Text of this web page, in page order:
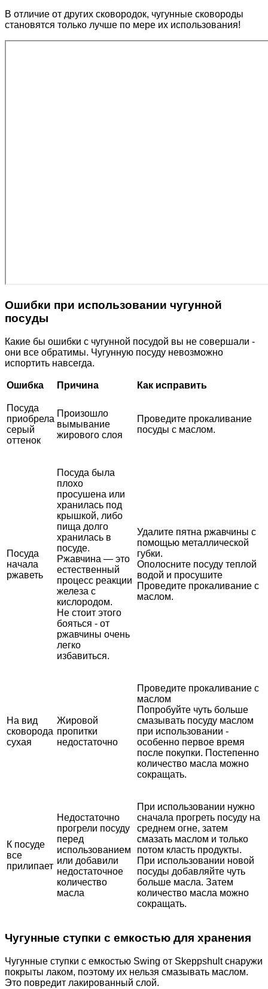
В отличие от других сковородок, чугунные сковороды
становятся только лучше по мере их использования!
Ошибки при использовании чугунной
посуды
Какие бы ошибки с чугунной посудой вы не совершали -
они все обратимы. Чугунную посуду невозможно
испортить навсегда.
Ошибка Причина Как исправить
Посуда
приобрела
серый
оттенок
Произошло
вымывание
жирового слоя
Проведите прокаливание
посуды с маслом.
Посуда
начала
ржаветь
Посуда была
плохо
просушена или
хранилась под
крышкой, либо
пища долго
хранилась в
посуде.
Ржавчина — это
естественный
процесс реакции
железа с
кислородом.
Не стоит этого
бояться - от
ржавчины очень
легко
избавиться.
Удалите пятна ржавчины с
помощью металлической
губки.
Ополосните посуду теплой
водой и просушите
Проведите прокаливание с
маслом.
На вид
сковорода
сухая
Жировой
пропитки
недостаточно
Проведите прокаливание с
маслом
Попробуйте чуть больше
смазывать посуду маслом
при использовании -
особенно первое время
после покупки. Постепенно
количество масла можно
сокращать.
К посуде
все
прилипает
Недостаточно
прогрели посуду
перед
использованием
или добавили
недостаточное
количество
масла
При использовании нужно
сначала прогреть посуду на
среднем огне, затем
смазать маслом и только
потом класть продукты.
При использовании новой
посуды добавляйте чуть
больше масла. Затем
количество масла можно
сокращать.
Чугунные ступки с емкостью для хранения
Чугунные ступки с емкостью Swing от Skeppshult снаружи
покрыты лаком, поэтому их нельзя смазывать маслом.
Это повредит лакированный слой.